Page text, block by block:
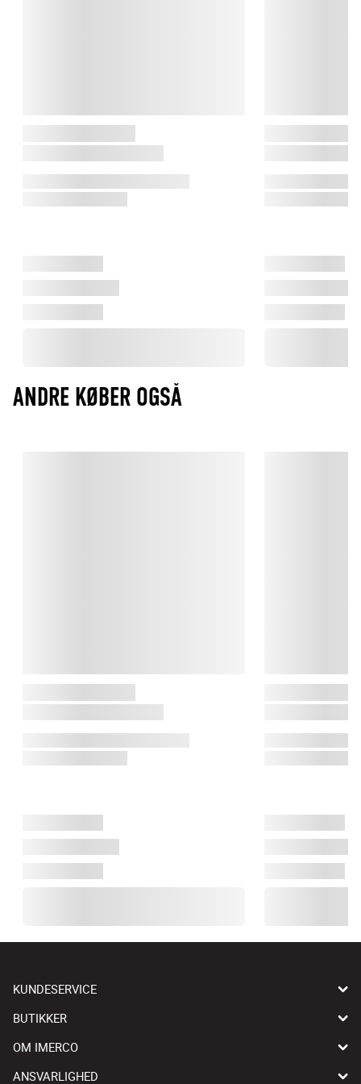
ANDRE KØBER OGSÅ
KUNDESERVICE
BUTIKKER
OM IMERCO
ANSVARLIGHED